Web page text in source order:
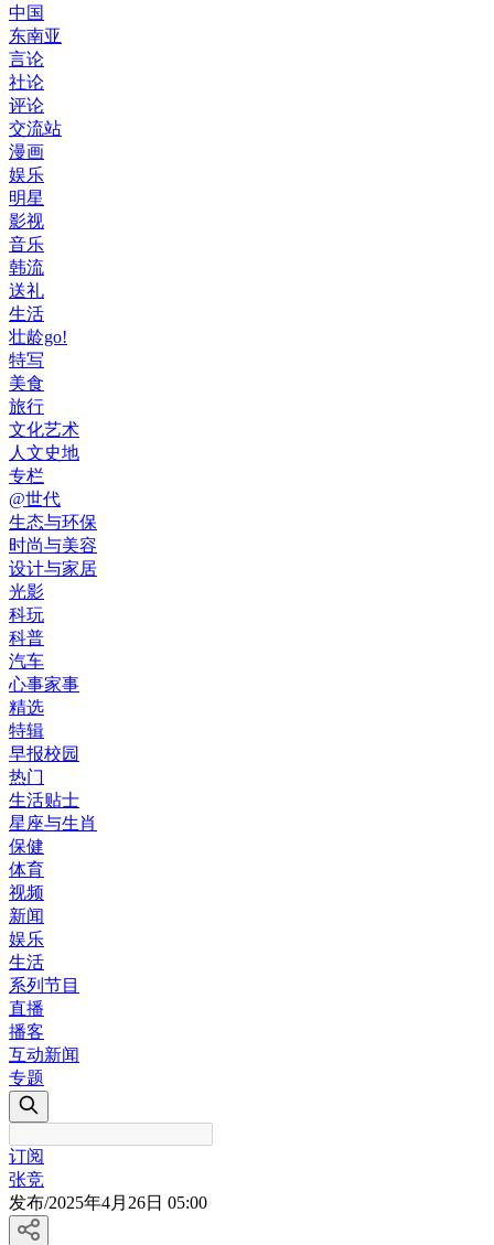
中国
东南亚
言论
社论
评论
交流站
漫画
娱乐
明星
影视
音乐
韩流
送礼
生活
壮龄go!
特写
美食
旅行
文化艺术
人文史地
专栏
@世代
生态与环保
时尚与美容
设计与家居
光影
科玩
科普
汽车
心事家事
精选
特辑
早报校园
热门
生活贴士
星座与生肖
保健
体育
视频
新闻
娱乐
生活
系列节目
直播
播客
互动新闻
专题
订阅
张竞
发布/2025年4月26日 05:00